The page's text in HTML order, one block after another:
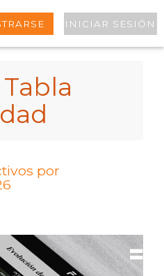
INICIAR SESIÓN
Tabla
por